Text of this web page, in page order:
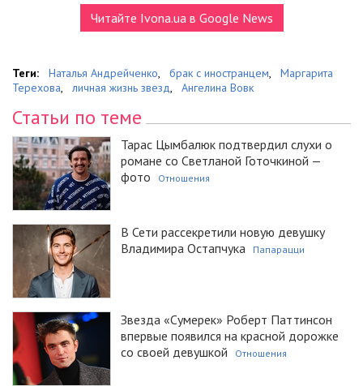
Читайте Ivona.ua в Google News
Теги: Наталья Андрейченко, брак с иностранцем,
Маргарита
Терехова, личная жизнь звезд, Ангелина Вовк
Статьи по теме
Тарас Цымбалюк подтвердил слухи о
романе со Светланой Готочкиной —
фото
Отношения
В Сети рассекретили новую девушку
Владимира Остапчука
Папарацци
Звезда «Сумерек» Роберт Паттинсон
впервые появился на красной дорожке
со своей девушкой
Отношения